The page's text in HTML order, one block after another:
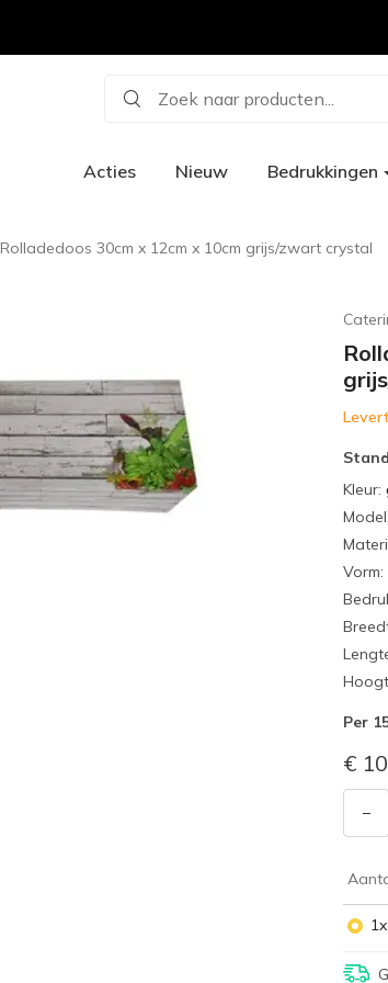
Zoek naar producten...
Acties Nieuw Bedrukkingen
Rolladedoos 30cm x 12cm x 10cm grijs/zwart crystal
Kleur:
Model:
Vorm:
Per
€
−
1x